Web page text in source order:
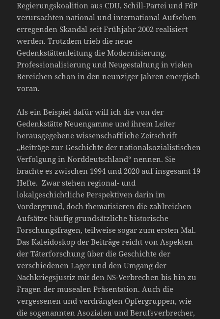
Regierungskoalition aus CDU, Schill-Partei und FdP
verursachten national und international Aufsehen
erregenden Skandal seit Frühjahr 2002 realisiert
werden. Trotzdem trieb die neue
Gedenkstättenleitung die Modernisierung,
Professionalisierung und Neugestaltung in vielen
Bereichen schon in den neunziger Jahren energisch
voran.
Als ein Beispiel dafür will ich die von der
Gedenkstätte Neuengamme und ihrem Leiter
herausgegebene wissenschaftliche Zeitschrift
„Beiträge zur Geschichte der nationalsozialistischen
Verfolgung in Norddeutschland“ nennen. Sie
brachte es zwischen 1994 und 2020 auf insgesamt 19
Hefte. Zwar stehen regional- und
lokalgeschichtliche Perspektiven darin im
Vordergrund, doch thematisieren die zahlreichen
Aufsätze häufig grundsätzliche historische
Forschungsfragen, teilweise sogar zum ersten Mal.
Das Kaleidoskop der Beiträge reicht von Aspekten
der Täterforschung über die Geschichte der
verschiedenen Lager und den Umgang der
Nachkriegsjustiz mit den NS-Verbrechen bis hin zu
Fragen der musealen Präsentation. Auch die
vergessenen und verdrängten Opfergruppen, wie
die sogenannten Asozialen und Berufsverbrecher,